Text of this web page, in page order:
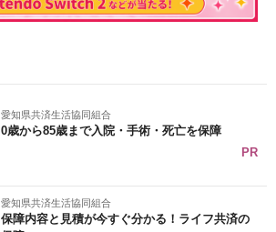
愛知県共済生活協同組合
0歳から85歳まで入院・手術・死亡を保障
PR
愛知県共済生活協同組合
保障内容と見積が今すぐ分かる！ライフ共済の